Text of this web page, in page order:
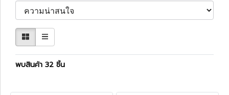
พบสินค้า 32 ชิ้น